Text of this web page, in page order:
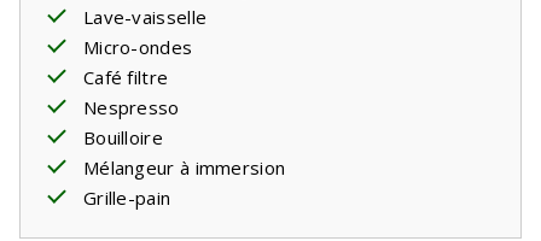
Lave-vaisselle
Micro-ondes
Café filtre
Nespresso
Bouilloire
Mélangeur à immersion
Grille-pain